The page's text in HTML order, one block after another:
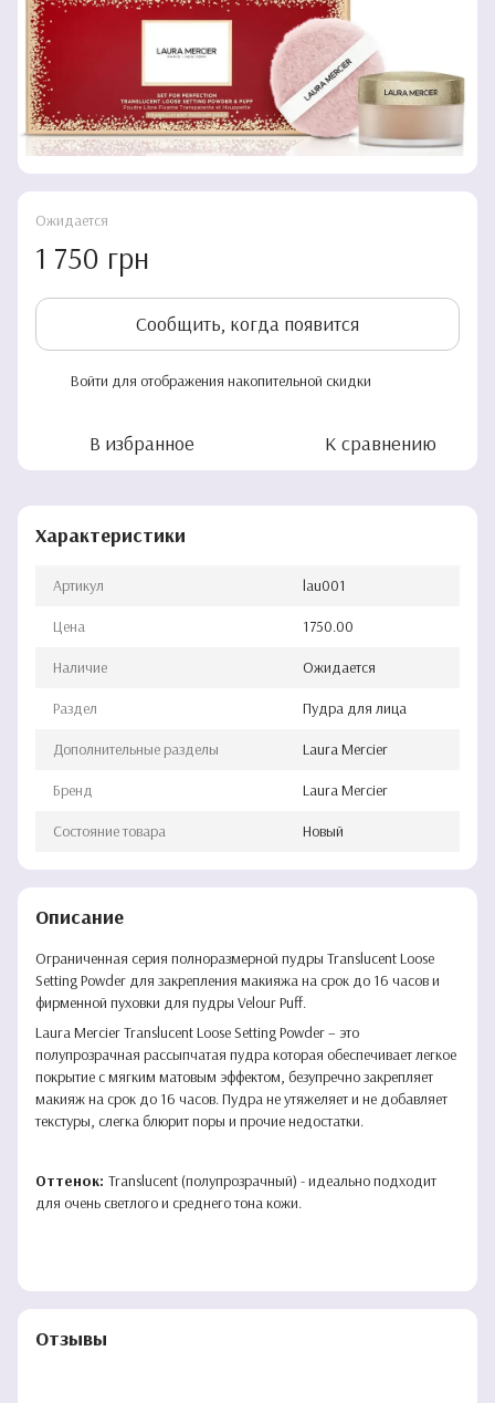
Ожидается
1 750 грн
Сообщить, когда появится
Войти для отображения накопительной скидки
В избранное К сравнению
Характеристики
Артикул lau001
Цена 1750.00
Наличие Ожидается
Раздел Пудра для лица
Дополнительные разделы Laura Mercier
Бренд Laura Mercier
Состояние товара Новый
Описание
Ограниченная серия полноразмерной пудры Translucent Loose
Setting Powder для закрепления макияжа на срок до 16 часов и
фирменной пуховки для пудры Velour Puff.
Laura Mercier Translucent Loose Setting Powder – это
полупрозрачная рассыпчатая пудра которая обеспечивает легкое
покрытие с мягким матовым эффектом, безупречно закрепляет
макияж на срок до 16 часов. Пудра не утяжеляет и не добавляет
текстуры, слегка блюрит поры и прочие недостатки.
Оттенок: Translucent (полупрозрачный) - идеально подходит
для очень светлого и среднего тона кожи.
Отзывы